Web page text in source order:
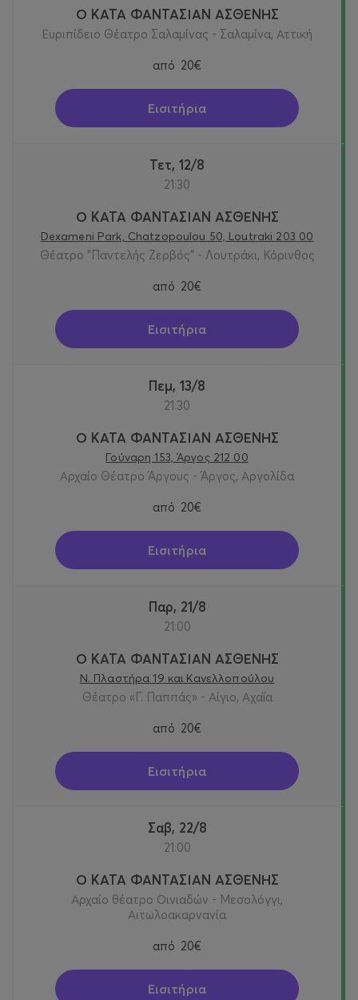
Ο ΚΑΤΑ ΦΑΝΤΑΣΙΑΝ ΑΣΘΕΝΗΣ
Ευριπίδειο Θέατρο Σαλαμίνας - Σαλαμίνα, Αττική
από 20€
Εισιτήρια
Τετ, 12/8
21:30
Ο ΚΑΤΑ ΦΑΝΤΑΣΙΑΝ ΑΣΘΕΝΗΣ
Dexameni Park, Chatzopoulou 50, Loutraki 203 00
Θέατρο "Παντελής Ζερβός" - Λουτράκι, Κόρινθος
από 20€
Εισιτήρια
Πεμ, 13/8
21:30
Ο ΚΑΤΑ ΦΑΝΤΑΣΙΑΝ ΑΣΘΕΝΗΣ
Γούναρη 153, Άργος 212 00
Αρχαίο Θέατρο Άργους - Άργος, Αργολίδα
από 20€
Εισιτήρια
Παρ, 21/8
21:00
Ο ΚΑΤΑ ΦΑΝΤΑΣΙΑΝ ΑΣΘΕΝΗΣ
Ν. Πλαστήρα 19 και Κανελλοπούλου
Θέατρο «Γ. Παππάς» - Αίγιο, Αχαΐα
από 20€
Εισιτήρια
Σαβ, 22/8
21:00
Ο ΚΑΤΑ ΦΑΝΤΑΣΙΑΝ ΑΣΘΕΝΗΣ
Αρχαίο θέατρο Οινιαδών - Μεσολόγγι,
Αιτωλοακαρνανία
από 20€
Εισιτήρια